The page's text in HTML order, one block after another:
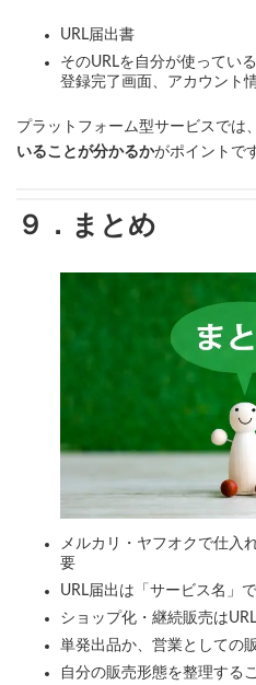
URL届出書
そのURLを自分が使ってい
登録完了画面、アカウント
プラットフォーム型サービスでは、
いることが分かるかがポイントで
９．まとめ
メルカリ・ヤフオクで仕入
要
URL届出は「サービス名」
ショップ化・継続販売は
単発出品か、営業としての
自分の販売形態を整理する